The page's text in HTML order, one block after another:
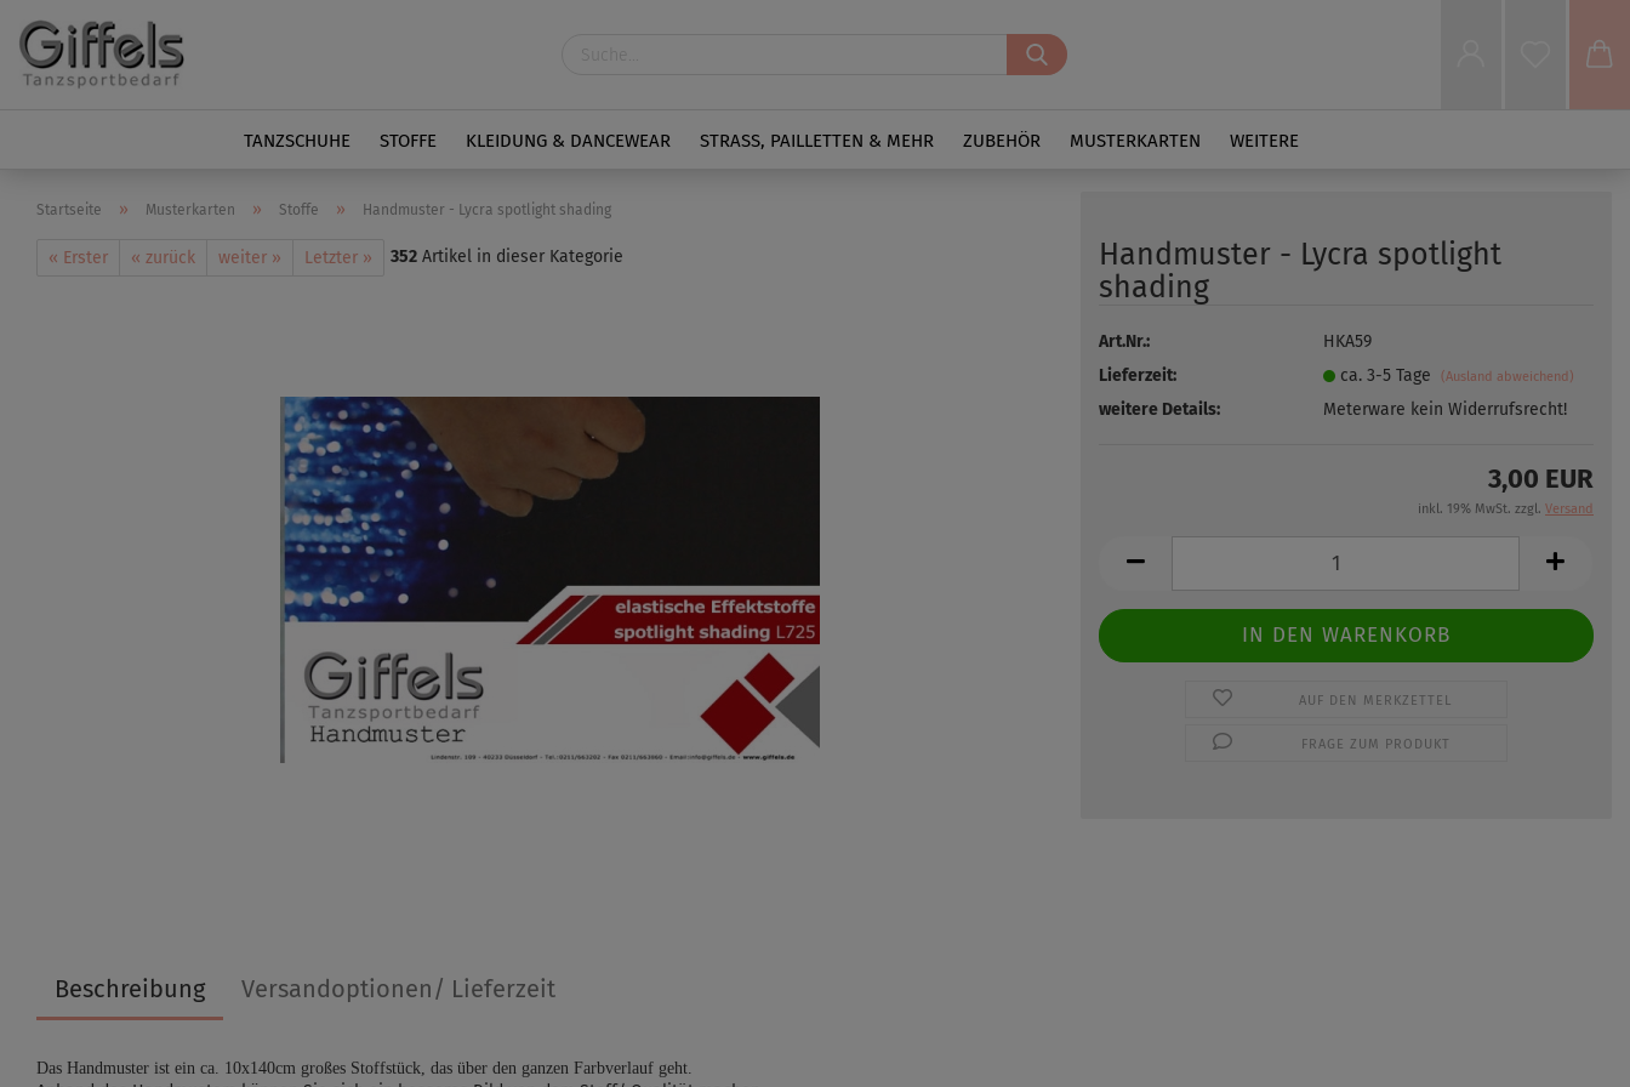
TANZSCHUHE STOFFE KLEIDUNG & DANCEWEAR STRASS, PAILLETTEN & MEHR ZUBEHÖR MUSTERKARTEN WEITERE
Startseite » Musterkarten » Stoffe » Handmuster - Lycra spotlight shading
« Erster « zurück weiter » Letzter » 352 Artikel in dieser Kategorie
Handmuster - Lycra spotlight
shading
Art.Nr.:
HKA59
Lieferzeit:
ca. 3-5 Tage (Ausland abweichend)
weitere Details: Meterware kein Widerrufsrecht!
3,00 EUR
inkl. 19% MwSt. zzgl. Versand
AUF DEN MERKZETTEL
FRAGE ZUM PRODUKT
Beschreibung Versandoptionen/ Lieferzeit
Das Handmuster ist ein ca. 10x140cm großes Stoffstück, das über den ganzen Farbverlauf geht.